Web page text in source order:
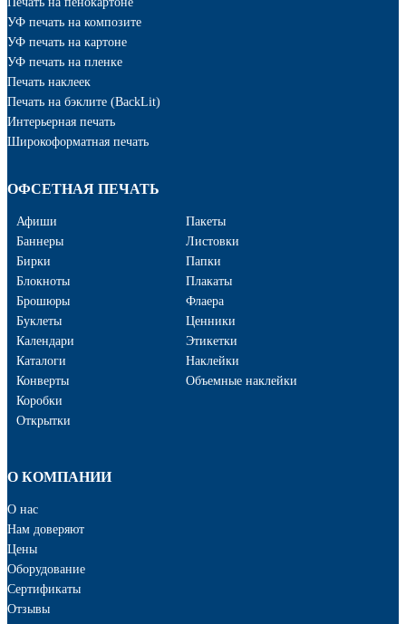
УФ печать на композите
УФ печать на картоне
УФ печать на пленке
Печать наклеек
Печать на бэклите (BackLit)
Интерьерная печать
Широкоформатная печать
ОФСЕТНАЯ ПЕЧАТЬ
Афиши
Баннеры
Бирки
Блокноты
Брошюры
Буклеты
Календари
Каталоги
Конверты
Коробки
Открытки
Пакеты
Листовки
Папки
Плакаты
Флаера
Ценники
Этикетки
Наклейки
Объемные наклейки
О КОМПАНИИ
О нас
Нам доверяют
Цены
Оборудование
Сертификаты
Отзывы